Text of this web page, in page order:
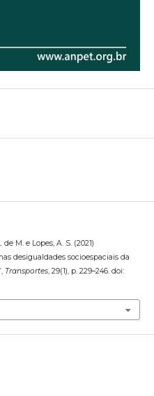
de M. e Lopes, A. S. (2021)
desigualdades socioespaciais da
Transportes, 29(1), p. 229–246. doi: